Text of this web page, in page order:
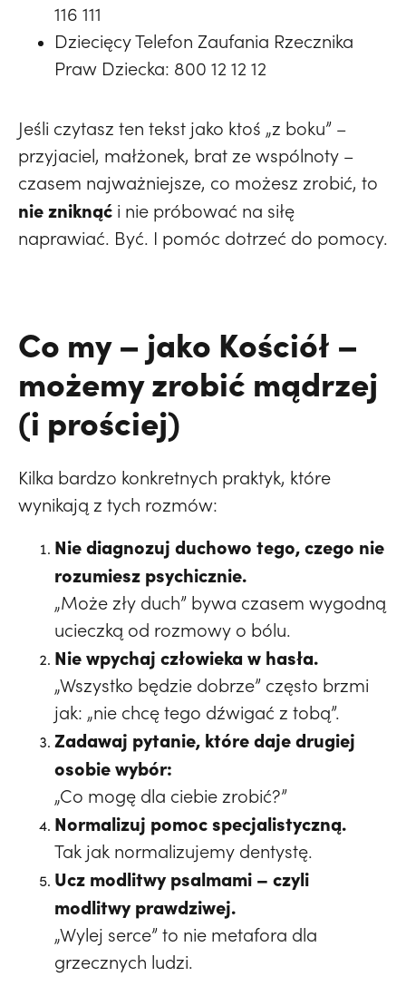
116 111
Dziecięcy Telefon Zaufania Rzecznika
Praw Dziecka: 800 12 12 12
Jeśli czytasz ten tekst jako ktoś „z boku” –
przyjaciel, małżonek, brat ze wspólnoty –
czasem najważniejsze, co możesz zrobić, to
nie zniknąć i nie próbować na siłę
naprawiać. Być. I pomóc dotrzeć do pomocy.
Co my – jako Kościół –
możemy zrobić mądrzej
(i prościej)
Kilka bardzo konkretnych praktyk, które
wynikają z tych rozmów:
Nie diagnozuj duchowo tego, czego nie
rozumiesz psychicznie.
„Może zły duch” bywa czasem wygodną
ucieczką od rozmowy o bólu.
Nie wpychaj człowieka w hasła.
„Wszystko będzie dobrze” często brzmi
jak: „nie chcę tego dźwigać z tobą”.
Zadawaj pytanie, które daje drugiej
osobie wybór:
„Co mogę dla ciebie zrobić?”
Normalizuj pomoc specjalistyczną.
Tak jak normalizujemy dentystę.
Ucz modlitwy psalmami – czyli
modlitwy prawdziwej.
„Wylej serce” to nie metafora dla
grzecznych ludzi.